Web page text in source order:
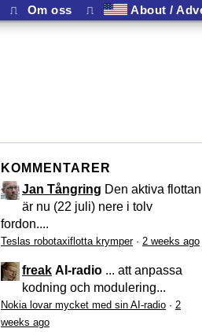
⎍ Om oss ⎍ About /
KOMMENTARER
Jan Tångring Den aktiva flottan
är nu (22 juli) nere i tolv
fordon....
Teslas robotaxiflotta krymper· 2 weeks ago
freak AI-radio ... att anpassa
kodning och modulering...
Nokia lovar mycket med sin AI-radio · 2
weeks ago